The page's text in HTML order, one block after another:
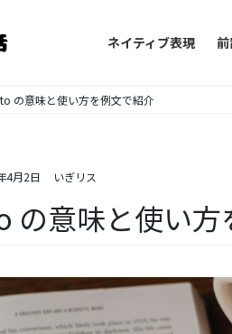
ネイティブ表現
の意味と使い方を例文で紹介
4月2日 いぎリス
意味と使い方